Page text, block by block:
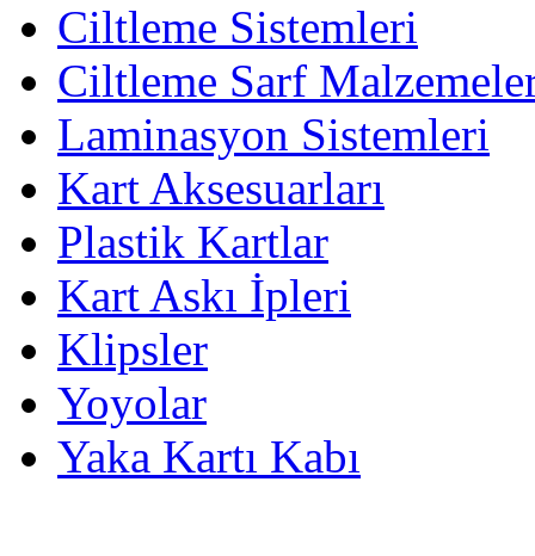
Ciltleme Sistemleri
Ciltleme Sarf
Laminasyon Sistemleri
Kart Aksesuarları
Plastik Kartlar
Kart Askı İpleri
Klipsler
Yoyolar
Yaka Kartı Kabı